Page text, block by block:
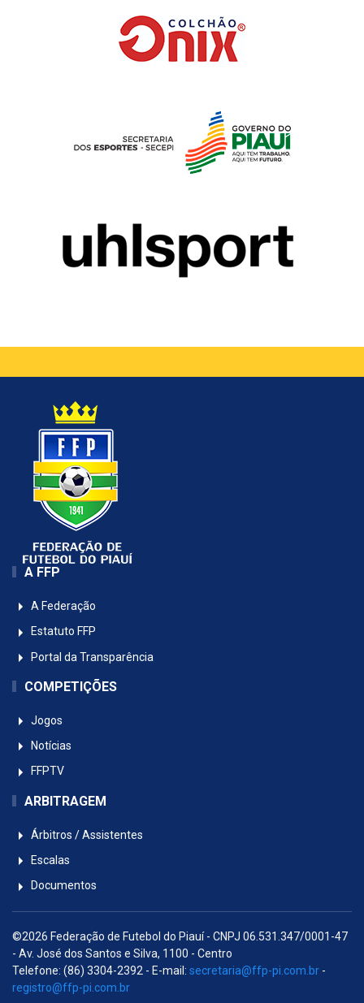
A FFP
A Federação
Estatuto FFP
Portal da Transparência
COMPETIÇÕES
Jogos
Notícias
FFPTV
ARBITRAGEM
Árbitros / Assistentes
Escalas
Documentos
©2026 Federação de Futebol do Piauí - CNPJ 06.531.347/0001-47
- Av. José dos Santos e Silva, 1100 - Centro
Telefone: (86) 3304-2392 - E-mail: secretaria@ffp-pi.com.br -
registro@ffp-pi.com.br